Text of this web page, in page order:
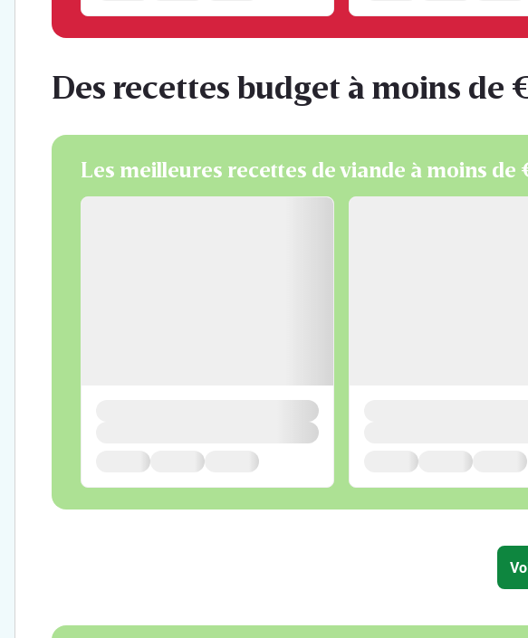
Des recettes budget à moins de
Les meilleures recettes de viande à moins de